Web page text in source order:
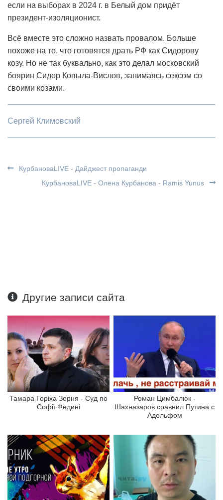
если на выборах в 2024 г. в Белый дом придёт
президент-изоляционист.
Всё вместе это сложно назвать провалом. Больше
похоже на то, что готовятся драть РФ как Сидорову
козу. Но не так буквально, как это делал московский
боярин Сидор Ковыла-Вислов, занимаясь сексом со
своими козами.
Сергей Климовский
КурбановаLIVE - Дайджест пропаганди
КурбановаLIVE - Олена Курбанова - Ramis Yunus
Другие записи сайта
Тамара Горіха Зерня - Суд по
Софії Федині
Роман Цимбалюк -
Шахназаров сравнил Путина с
Адольфом